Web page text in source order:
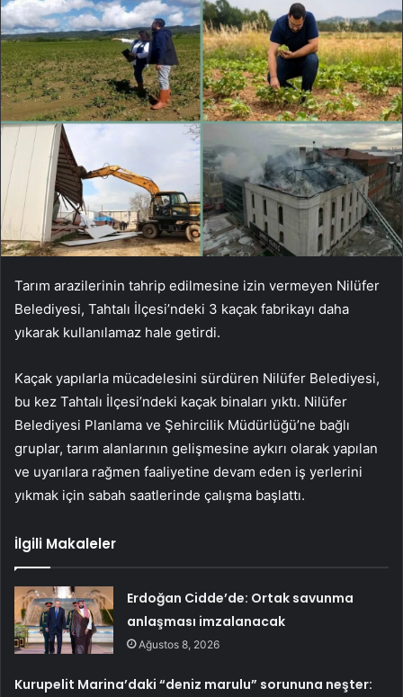
Tarım arazilerinin tahrip edilmesine izin vermeyen Nilüfer
Belediyesi, Tahtalı İlçesi’ndeki 3 kaçak fabrikayı daha
yıkarak kullanılamaz hale getirdi.
Kaçak yapılarla mücadelesini sürdüren Nilüfer Belediyesi,
bu kez Tahtalı İlçesi’ndeki kaçak binaları yıktı. Nilüfer
Belediyesi Planlama ve Şehircilik Müdürlüğü’ne bağlı
gruplar, tarım alanlarının gelişmesine aykırı olarak yapılan
ve uyarılara rağmen faaliyetine devam eden iş yerlerini
yıkmak için sabah saatlerinde çalışma başlattı.
İlgili Makaleler
Erdoğan Cidde’de: Ortak savunma
anlaşması imzalanacak
Ağustos 8, 2026
Kurupelit Marina’daki “deniz marulu” sorununa neşter: